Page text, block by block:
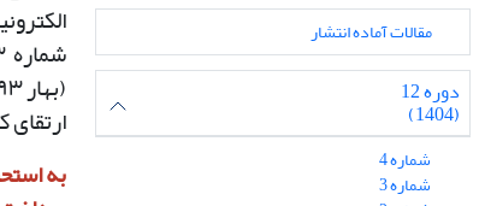
مقالات آماده انتشار
دوره 12
(1404)
شماره 4
شماره 3
شماره
(بهار